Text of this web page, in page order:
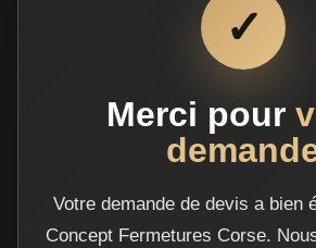
✓
Merci pour
Votre demande de devis a bien
Concept Fermetures Corse.